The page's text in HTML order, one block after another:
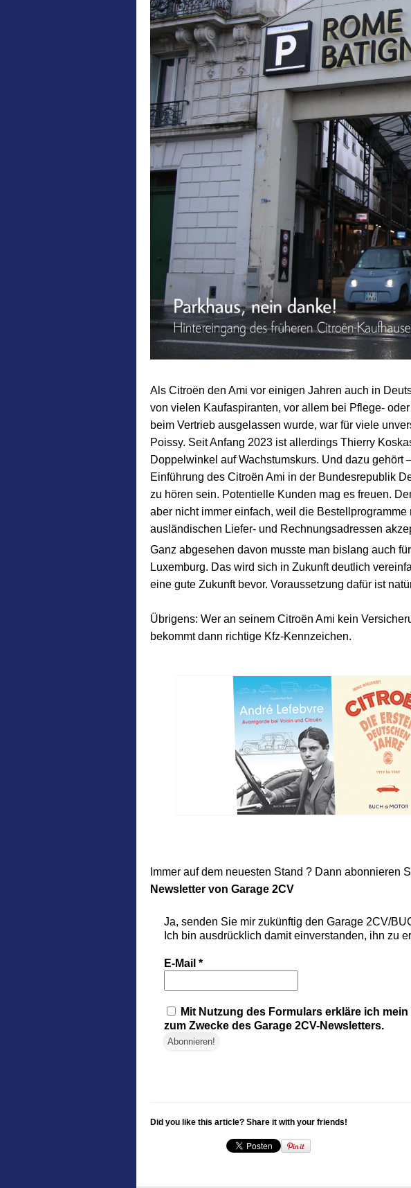
Als Citroën den Ami vor einigen Jahren auch in
von vielen Kaufaspiranten, vor allem bei Pflege-
beim Vertrieb ausgelassen wurde, war für viele
Poissy. Seit Anfang 2023 ist allerdings Thierry
Doppelwinkel auf Wachstumskurs. Und dazu
Einführung des Citroën Ami in der Bundesrepublik
zu hören sein. Potentielle Kunden mag es freuen.
aber nicht immer einfach, weil die
ausländischen Liefer- und Rechnungsadressen
Ganz abgesehen davon musste man bislang auch
Luxemburg. Das wird sich in Zukunft deutlich
eine gute Zukunft bevor. Voraussetzung dafür ist
Übrigens: Wer an seinem Citroën Ami kein
bekommt dann richtige Kfz-Kennzeichen.
Immer auf dem neuesten Stand ? Dann abonnieren
Newsletter von Garage 2CV
Ja, senden Sie mir zukünftig den Garage 2CV/
Ich bin ausdrücklich damit einverstanden, ihn zu
E-Mail *
Mit Nutzung des Formulars erkläre ich
zum Zwecke des Garage 2CV-Newsletters.
Did you like this article? Share it with your friends!